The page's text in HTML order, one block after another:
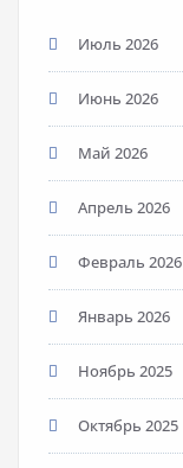
Июль 2026
Июнь 2026
Май 2026
Апрель 2026
Февраль 2026
Январь 2026
Ноябрь 2025
Октябрь 2025